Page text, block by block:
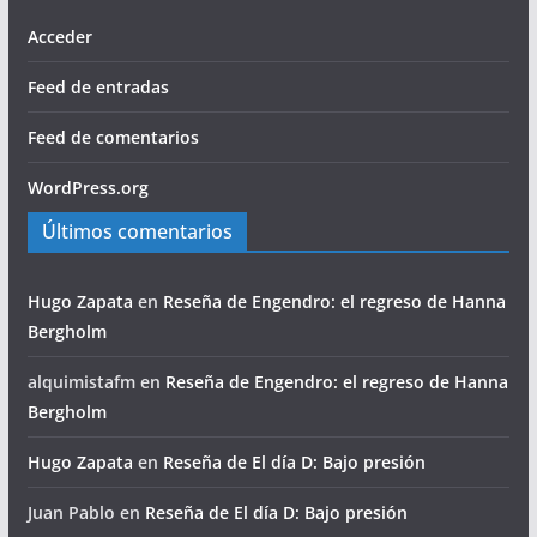
Acceder
Feed de entradas
Feed de comentarios
WordPress.org
Últimos comentarios
Hugo Zapata en Reseña de Engendro: el regreso de Hanna
Bergholm
alquimistafmen Reseña de Engendro: el regreso de Hanna
Bergholm
Hugo Zapata en Reseña de El día D: Bajo presión
Juan Pablo en Reseña de El día D: Bajo presión